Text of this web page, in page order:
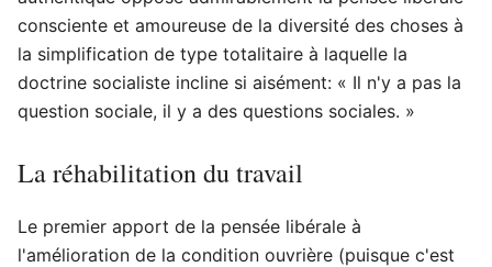
consciente et amoureuse de la diversité des choses à
la simplification de type totalitaire à laquelle la
doctrine socialiste incline si aisément: « Il n'y a pas la
question sociale, il y a des questions sociales. »
La réhabilitation du travail
Le premier apport de la pensée libérale à
l'amélioration de la condition ouvrière (puisque c'est